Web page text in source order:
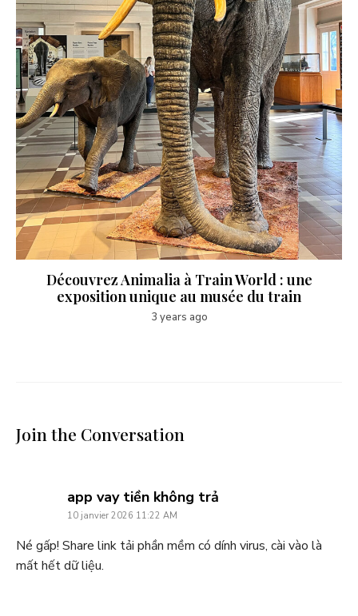
Découvrez Animalia à Train World : une
exposition unique au musée du train
3 years ago
Join the Conversation
app vay tiền không trả
10 janvier 2026 11:22 AM
Né gấp! Share link tải phần mềm có dính virus, cài vào là
mất hết dữ liệu.